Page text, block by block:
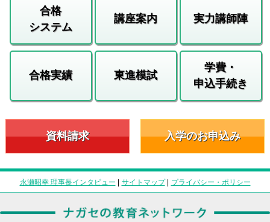
合格
システム
講座案内 実力講師陣
合格実績 東進模試
学費・
申込手続き
資料請求 入学のお申込み
永瀬昭幸 理事長インタビュー | サイトマップ| プライバシー・ポリシー